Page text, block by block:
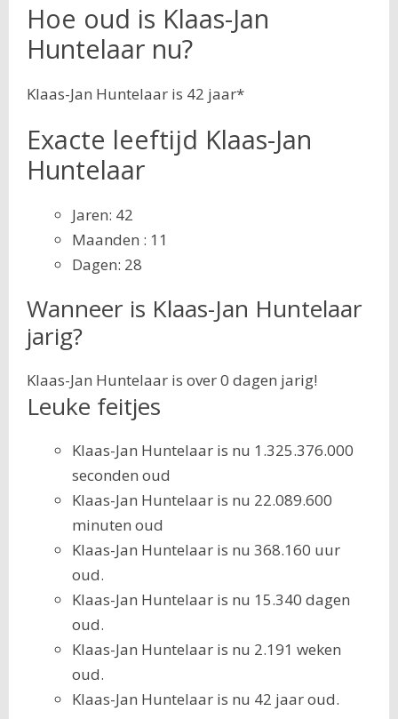
Hoe oud is Klaas-Jan
Huntelaar nu?
Klaas-Jan Huntelaar is 42 jaar*
Exacte leeftijd Klaas-Jan
Huntelaar
Jaren: 42
Maanden : 11
Dagen: 28
Wanneer is Klaas-Jan Huntelaar
jarig?
Klaas-Jan Huntelaar is over 0 dagen jarig!
Leuke feitjes
Klaas-Jan Huntelaar is nu 1.325.376.000
seconden oud
Klaas-Jan Huntelaar is nu 22.089.600
minuten oud
Klaas-Jan Huntelaar is nu 368.160 uur
oud.
Klaas-Jan Huntelaar is nu 15.340 dagen
oud.
Klaas-Jan Huntelaar is nu 2.191 weken
oud.
Klaas-Jan Huntelaar is nu 42 jaar oud.